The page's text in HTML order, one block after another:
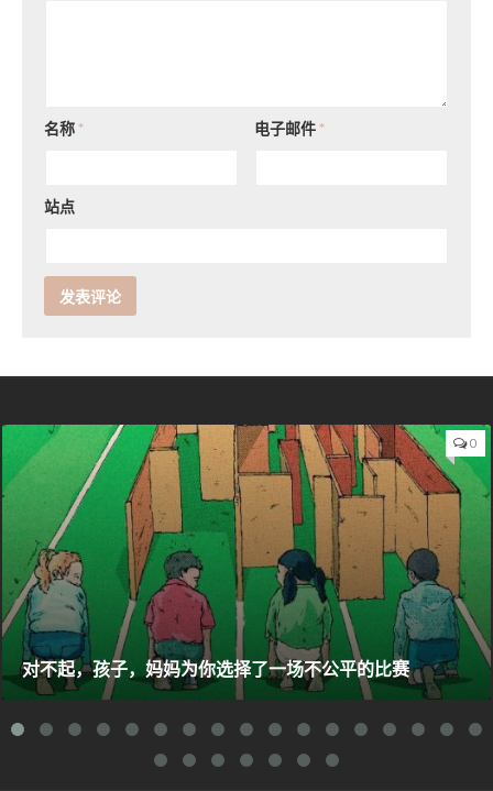
名称* 电子邮件*
站点
0
对不起，孩子，妈妈为你选择了一场不公平的比赛